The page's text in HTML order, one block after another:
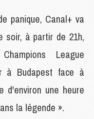
panique, Canal+ va
soir, à partir de 21h,
League
à Budapest face à
d'environ une heure
la légende ».